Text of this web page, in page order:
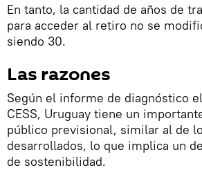
En tanto, la cantidad de años de
para acceder al retiro no se
siendo 30.
Las razones
Según el informe de diagnóstico
CESS, Uruguay tiene un
público previsional, similar al de
desarrollados, lo que implica un
de sostenibilidad.